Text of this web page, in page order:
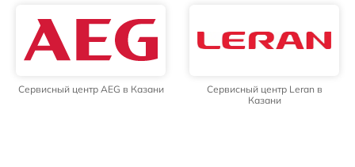
Сервисный центр AEG в Казани
Сервисный центр Leran в
Казани